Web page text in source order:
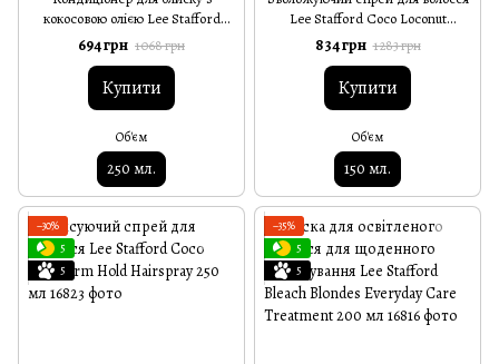
кокосовою олією Lee Stafford
Coco Loco Shine Conditioner 250
694 грн 1 068 грн
Купити
Об'єм
250 мл.
Lee Stafford Coco Loconut
Moisture Mist 150 мл
834 грн 1 283 грн
Купити
Об'єм
150 мл.
−30%
5
5
−35%
5
5